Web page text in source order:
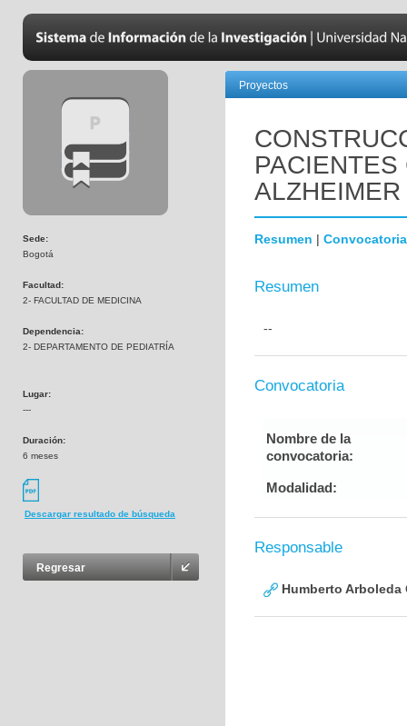
Sede:
Bogotá
Facultad:
2- FACULTAD DE MEDICINA
Dependencia:
2- DEPARTAMENTO DE PEDIATRÍA
Lugar:
---
Duración:
6 meses
Descargar resultado de búsqueda
Regresar
Proyectos
ALZHEIMER
Resumen | Convocatoria
Resumen
--
Convocatoria
Nombre de la
convocatoria:
Modalidad:
Responsable
Humberto Arboleda